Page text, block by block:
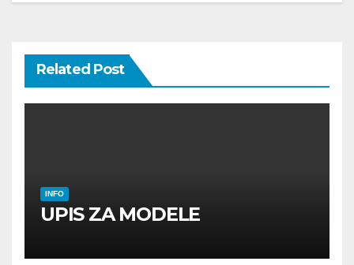
Related Post
INFO
UPIS ZA MODELE